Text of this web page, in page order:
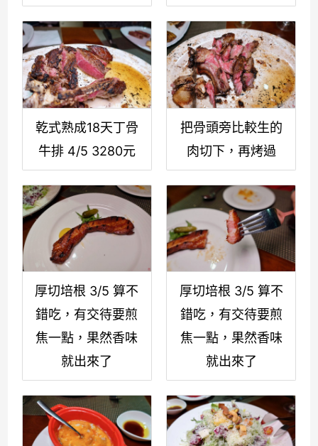
乾式熟成18天丁骨
牛排 4/5 3280元
把骨頭旁比較生的
肉切下，再烤過
厚切培根 3/5 算不
錯吃，有交待要煎
焦一點，果然香味
就出來了
厚切培根 3/5 算不
錯吃，有交待要煎
焦一點，果然香味
就出來了